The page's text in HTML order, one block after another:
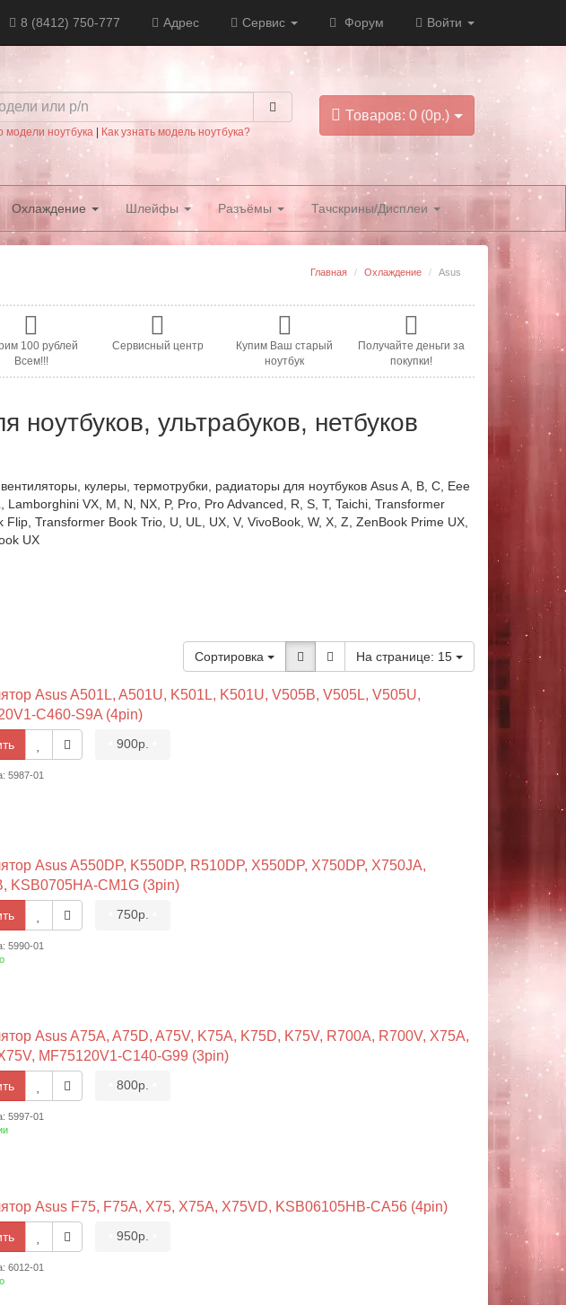
8 (8412) 750-777 Адрес Сервис Форум Войти
модели ноутбука Как узнать модель ноутбука?
Товаров: 0 (0р.)
Охлаждение Шлейфы Разъёмы Тачскрины/Дисплеи
Главная Охлаждение Asus
100 рублей
Всем!!!
Сервисный центр
Купим Ваш старый
ноутбук
Получайте деньги за
покупки!
ультрабуков, нетбуков
кулеры, термотрубки, радиаторы для ноутбуков Asus A, B, C, Eee
Lamborghini VX, M, N, NX, P, Pro, Pro Advanced, R, S, T, Taichi, Transformer
Flip, Transformer Book Trio, U, UL, UX, V, VivoBook, W, X, Z, ZenBook Prime UX,
UX
Сортировка На странице: 15
Asus A501L, A501U, K501L, K501U, V505B, V505L, V505U,
C460-S9A (4pin)
900р.
5987-01
Asus A550DP, K550DP, R510DP, X550DP, X750DP, X750JA,
KSB0705HA-CM1G (3pin)
750р.
5990-01
Asus A75A, A75D, A75V, K75A, K75D, K75V, R700A, R700V, X75A,
MF75120V1-C140-G99 (3pin)
800р.
5997-01
Asus F75, F75A, X75, X75A, X75VD, KSB06105HB-CA56 (4pin)
950р.
6012-01